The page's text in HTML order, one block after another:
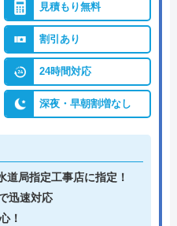
見積もり無料
割引あり
24時間対応
深夜・早朝割増なし
道局指定工事店に指定！
迅速対応
！